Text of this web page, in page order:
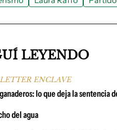
LEYENDO
ENCLAVE
lo que deja la sentencia
del agua